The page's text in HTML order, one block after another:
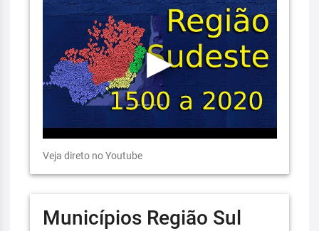
Veja direto no Youtube
Municípios Região Sul